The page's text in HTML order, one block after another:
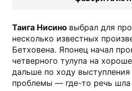
Таига Нисино выбрал для
несколько известных
Бетховена. Японец начал
четверного тулупа на
дальше по ходу выступления
проблемы — где-то речь шла